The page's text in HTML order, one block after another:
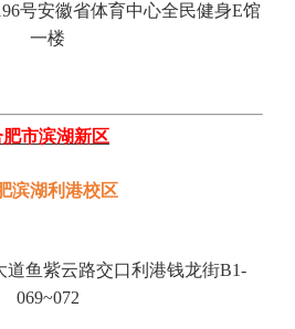
号安徽省体育中心全民健身E馆
一楼
肥市滨湖新区
滨湖利港校区
道鱼紫云路交口利港钱龙街B1-
069~072